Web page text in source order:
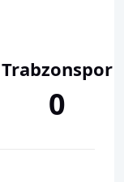
Trabzonspor
0